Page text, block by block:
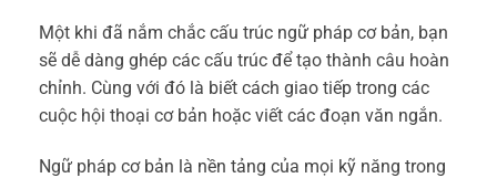
Một khi đã nắm chắc cấu trúc ngữ pháp cơ bản, bạn
sẽ dễ dàng ghép các cấu trúc để tạo thành câu hoàn
chỉnh. Cùng với đó là biết cách giao tiếp trong các
cuộc hội thoại cơ bản hoặc viết các đoạn văn ngắn.
Ngữ pháp cơ bản là nền tảng của mọi kỹ năng trong